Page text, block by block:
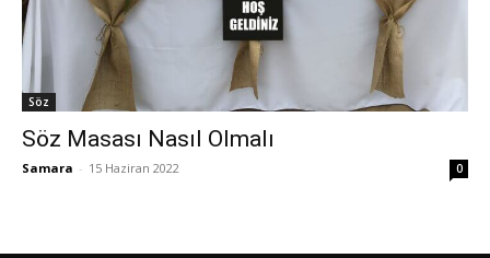
Söz
Söz Masası Nasıl Olmalı
Samara - 15 Haziran 2022 0